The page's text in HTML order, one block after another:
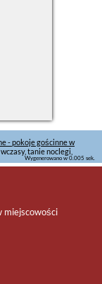
- pokoje gościnne w
tanie noclegi,
Wygenerowano w 0.005 sek.
miejscowości